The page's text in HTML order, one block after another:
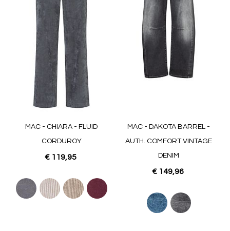
MAC - CHIARA - FLUID
CORDUROY
€ 119,95
MAC - DAKOTA BARREL -
AUTH. COMFORT VINTAGE
DENIM
€ 149,96